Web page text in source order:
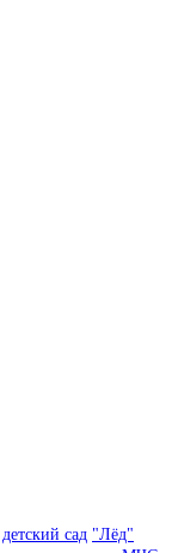
детский сад "Лёд"